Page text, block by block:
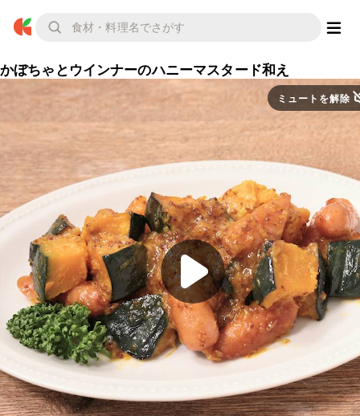
かぼちゃとウインナーのハニーマスタード和え
ミュートを解除